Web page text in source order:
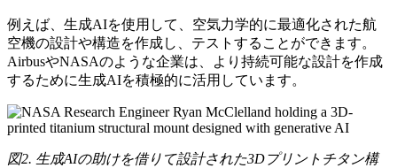
例えば、生成AIを使用して、空気力学的に最適化された航
空機の設計や構造を作成し、テストすることができます。
AirbusやNASAのような企業は、より持続可能な設計を作成
するために生成AIを積極的に活用しています。
図2. 生成AIの助けを借りて設計された3Dプリントチタン構